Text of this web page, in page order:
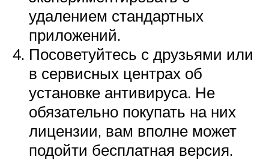
удалением стандартных
приложений.
Посоветуйтесь с друзьями или
в сервисных центрах об
установке антивируса. Не
обязательно покупать на них
лицензии, вам вполне может
подойти бесплатная версия.